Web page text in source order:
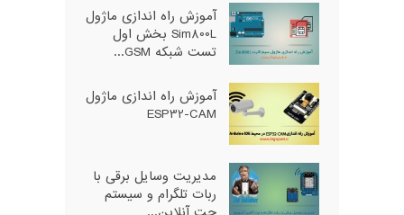
آموزش راه اندازی ماژول
Sim800L بخش اول
تست شبکه GSM...
آموزش راه اندازی ماژول
ESP32-CAM
مدیریت وسایل برقی با
ربات تلگرام و سیستم